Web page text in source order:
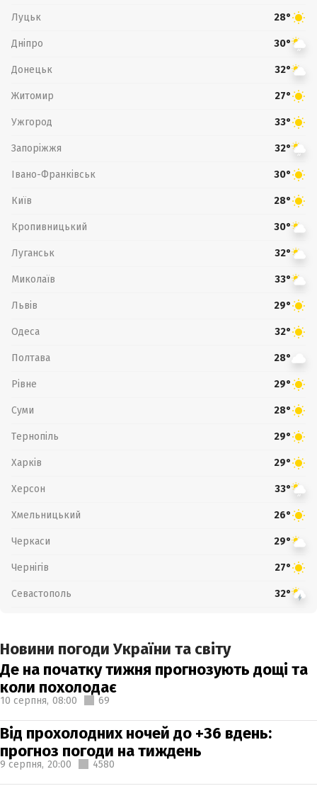
Луцьк 28°
Дніпро 30°
Донецьк 32°
Житомир 27°
Ужгород 33°
Запоріжжя 32°
Івано-Франківськ 30°
Київ 28°
Кропивницький 30°
Луганськ 32°
Миколаїв 33°
Львів 29°
Одеса 32°
Полтава 28°
Рівне 29°
Суми 28°
Тернопіль 29°
Харків 29°
Херсон 33°
Хмельницький 26°
Черкаси 29°
Чернігів 27°
Севастополь 32°
Новини погоди України та світу
Де на початку тижня прогнозують дощі та
коли похолодає
10 серпня, 08:00 69
Від прохолодних ночей до +36 вдень:
прогноз погоди на тиждень
9 серпня, 20:00 4580